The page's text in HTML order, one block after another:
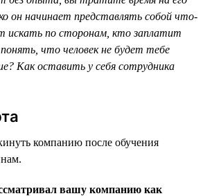
он начинает представлять собой что-
искать по сторонам, кто заплатит
что человек не будет тебе
Как оставить у себя сотрудника
компанию после обучения
вашу компанию как